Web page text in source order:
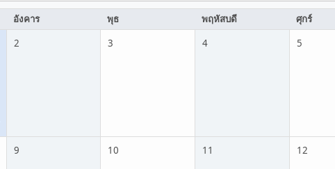
อังคาร พุธ พฤหัสบดี ศุกร์
2 3 4 5
9 10 11 12